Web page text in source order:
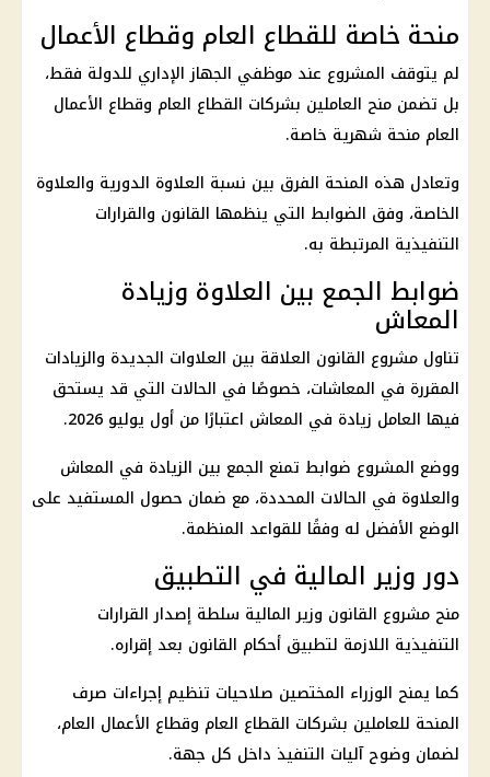
منحة خاصة للقطاع العام وقطاع الأعمال
لم يتوقف المشروع عند موظفي الجهاز الإداري للدولة فقط،
بل تضمن منح العاملين بشركات القطاع العام وقطاع الأعمال
العام منحة شهرية خاصة.
وتعادل هذه المنحة الفرق بين نسبة العلاوة الدورية والعلاوة
الخاصة، وفق الضوابط التي ينظمها القانون والقرارات
التنفيذية المرتبطة به.
ضوابط الجمع بين العلاوة وزيادة
المعاش
تناول مشروع القانون العلاقة بين العلاوات الجديدة والزيادات
المقررة في المعاشات، خصوصًا في الحالات التي قد يستحق
فيها العامل زيادة في المعاش اعتبارًا من أول يوليو 2026.
ووضع المشروع ضوابط تمنع الجمع بين الزيادة في المعاش
والعلاوة في الحالات المحددة، مع ضمان حصول المستفيد على
الوضع الأفضل له وفقًا للقواعد المنظمة.
دور وزير المالية في التطبيق
منح مشروع القانون وزير المالية سلطة إصدار القرارات
التنفيذية اللازمة لتطبيق أحكام القانون بعد إقراره.
كما يمنح الوزراء المختصين صلاحيات تنظيم إجراءات صرف
المنحة للعاملين بشركات القطاع العام وقطاع الأعمال العام،
لضمان وضوح آليات التنفيذ داخل كل جهة.